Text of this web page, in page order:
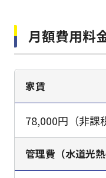
月額費用料
家賃
78,000円（非課
管理費（水道光熱